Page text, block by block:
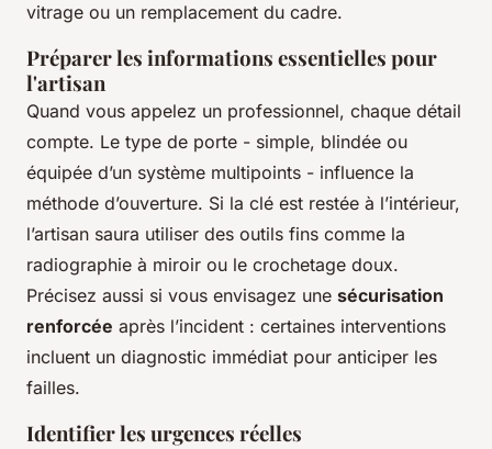
vitrage ou un remplacement du cadre.
Préparer les informations essentielles pour
l'artisan
Quand vous appelez un professionnel, chaque détail
compte. Le type de porte - simple, blindée ou
équipée d’un système multipoints - influence la
méthode d’ouverture. Si la clé est restée à l’intérieur,
l’artisan saura utiliser des outils fins comme la
radiographie à miroir ou le crochetage doux.
Précisez aussi si vous envisagez une sécurisation
renforcée après l’incident : certaines interventions
incluent un diagnostic immédiat pour anticiper les
failles.
Identifier les urgences réelles